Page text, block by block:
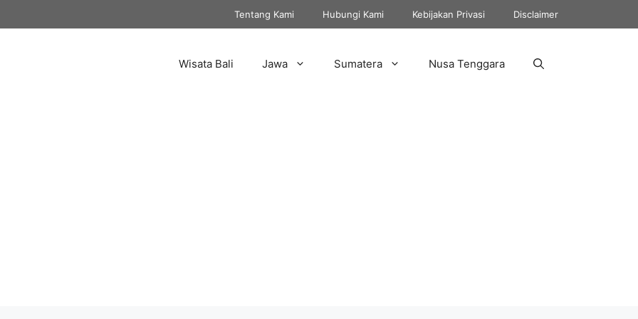
Tentang Kami Hubungi Kami Kebijakan Privasi Disclaimer
Wisata Bali Jawa Sumatera Nusa Tenggara